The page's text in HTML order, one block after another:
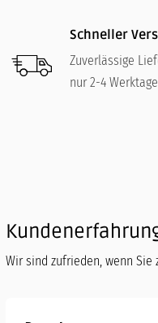
Schneller
Zuverlässige
nur 2-4
Wir sind zufrieden, wenn Sie